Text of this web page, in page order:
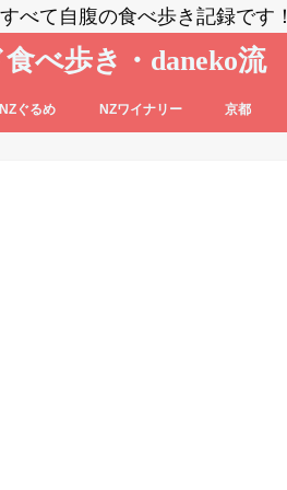
べて自腹の食べ歩き記録です！
べ歩き・daneko流
NZぐるめ NZワイナリー 京都